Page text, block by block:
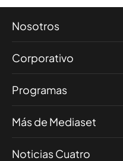
Nosotros
Corporativo
Programas
Más de Mediaset
Noticias Cuatro